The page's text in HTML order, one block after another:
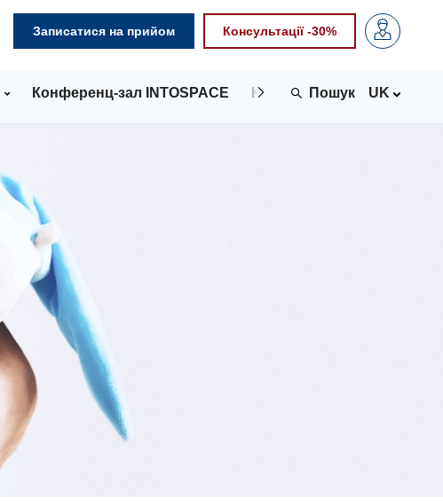
Записатися на прийом Консультації -30%
Конференц-зал INTOSPACE Контакти UK